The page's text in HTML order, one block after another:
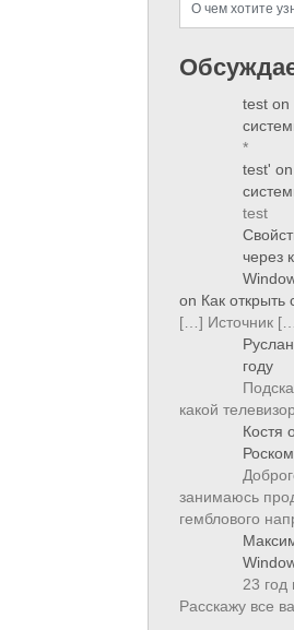
test on
*
test' on
test
через
on Как открыть
[…] Источник
Руслан
году
какой
Костя
занимаюсь
гемблового
23 год
Расскажу все